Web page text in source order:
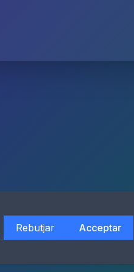
Rebutjar Acceptar